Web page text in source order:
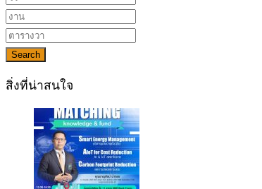
Search
สิ่งที่น่าสนใจ